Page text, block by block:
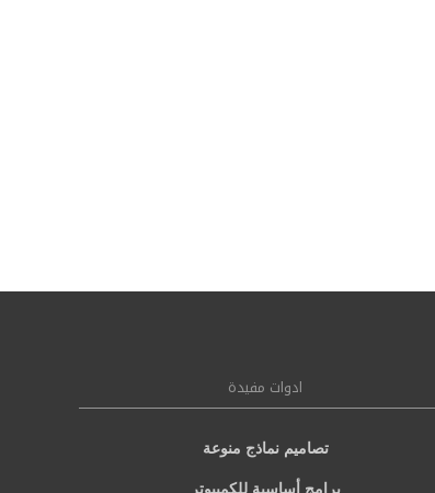
ادوات مفيدة
تصاميم نماذج منوعة
برامج أساسية للكمبيوتر